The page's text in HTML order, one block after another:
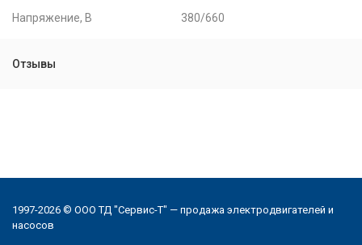
Напряжение, В 380/660
Отзывы
1997-2026 © ООО ТД "Сервис-Т" — продажа электродвигателей и
насосов